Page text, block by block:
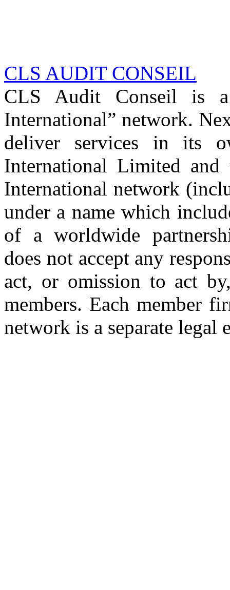
CLS AUDIT CONSEIL
CLS Audit Conseil is
International” network.
deliver services in its
International Limited
International network
under a name which
of a worldwide
does not accept any
act, or omission to act
members. Each member
network is a separate legal